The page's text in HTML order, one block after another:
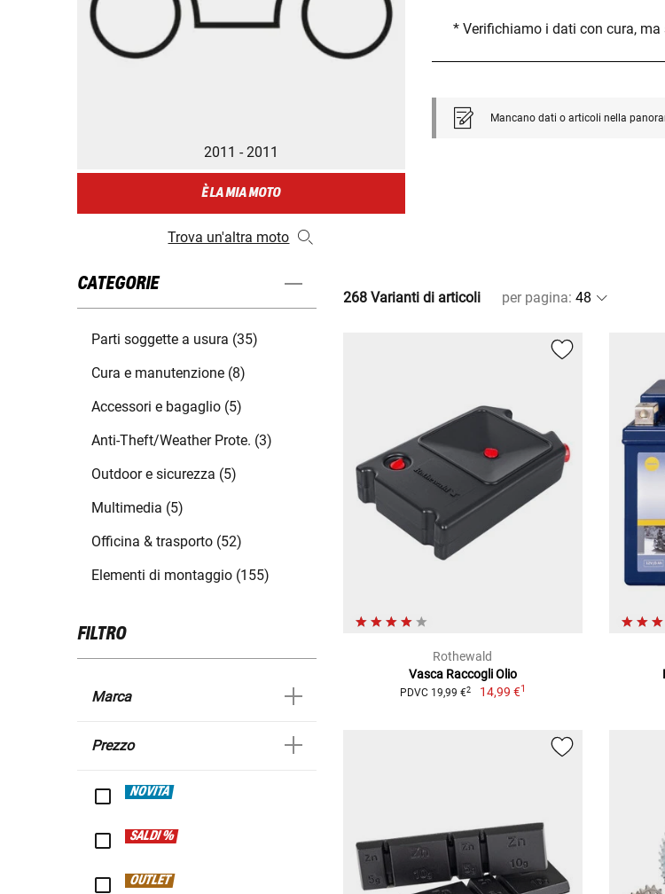
2011 - 2011
È LA MIA MOTO
Trova un'altra moto
* Verifichiamo i dati con cura, ma
Mancano dati o articoli nella
CATEGORIE
Parti soggette a usura (35)
Cura e manutenzione (8)
Accessori e bagaglio (5)
Anti-Theft/Weather Prote. (3)
Outdoor e sicurezza (5)
Multimedia (5)
Officina & trasporto (52)
Elementi di montaggio (155)
FILTRO
Marca
Prezzo
NOVITÀ
SALDI %
OUTLET
268 Varianti di articoli per pagina:
Rothewald
Vasca Raccogli Olio
PDVC 19,99 €2 14,99 €1